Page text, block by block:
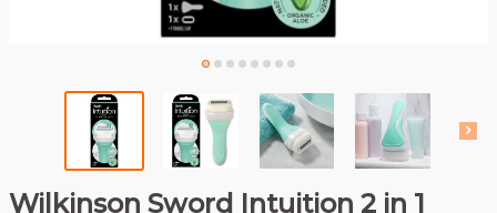
Wilkinson Sword Intuition 2 in 1